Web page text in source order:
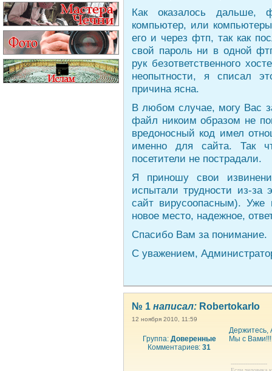
Как оказалось дальше,
компьютер, или
его и через фтп, так как
свой пароль ни в одной
рук безответственного
неопытности, я списал
причина ясна.
В любом случае, могу Вас
файл никоим образом не
вредоносный код имел
именно для сайта. Так
посетители не пострадали.
Я приношу свои
испытали трудности из-за
сайт вирусоопасным).
новое место, надежное,
Спасибо Вам за понимание.
С уважением,
№ 1 написал: Robertokarlo
12 ноября 2010, 11:59
Группа: Доверенные
Комментариев: 31
Держитесь,
Мы с Вами!!!
--------------------